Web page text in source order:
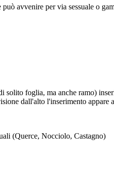
avvenire per via sessuale o
foglia, ma anche ramo)
dall'alto l'inserimento appare
(Querce, Nocciolo, Castagno)